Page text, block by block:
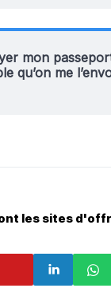
mon
qu’on me
les sites